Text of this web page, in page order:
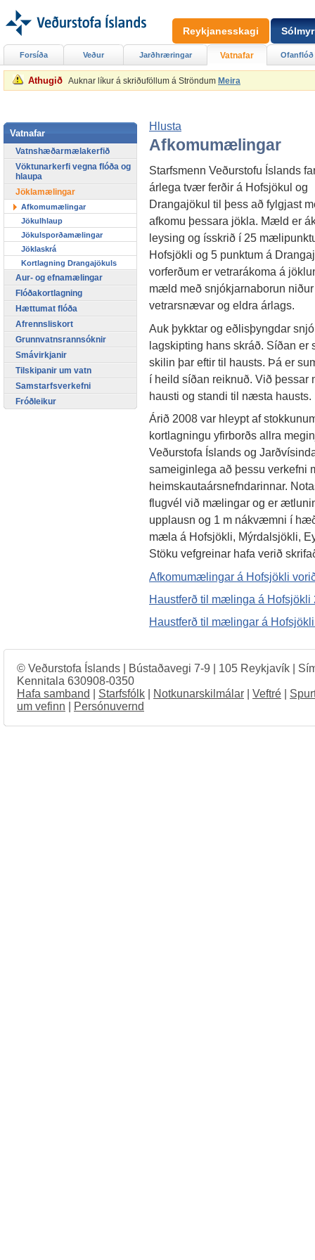
Athugið Auknar líkur á skriðuföllum á Ströndum Meira
Hlusta
Afkomumælingar
Starfsmenn Veðurstofu Íslands
árlega tvær ferðir á Hofsjökul og
Drangajökul til þess að fylgjast
afkomu þessara jökla. Mæld er
leysing og ísskrið í 25
Hofsjökli og 5 punktum á
vorferðum er vetrarákoma á
mæld með snjókjarnaborun
vetrarsnævar og eldra árlags.
Auk þykktar og eðlisþyngdar
lagskipting hans skráð. Síðan er
skilin þar eftir til hausts. Þá er
í heild síðan reiknuð. Við
hausti og standi til næsta hausts.
Árið 2008 var hleypt af
kortlagningu yfirborðs allra
Veðurstofa Íslands og
sameiginlega að þessu verkefni
heimskautaársnefndarinnar.
flugvél við mælingar og er
upplausn og 1 m nákvæmni í
mæla á Hofsjökli, Mýrdalsjökli,
Stöku vefgreinar hafa verið
Afkomumælingar á Hofsjökli
Haustferð til mælinga á Hofsjökli
Haustferð til mælingar á
Forsíða Veður Jarðhræringar Vatnafar Ofanflóð
Vatnafar
Vatnshæðarmælakerfið
Vöktunarkerfi vegna flóða og
hlaupa
Jöklamælingar
Afkomumælingar
Jökulhlaup
Jökulsporðamælingar
Jöklaskrá
Kortlagning Drangajökuls
Aur- og efnamælingar
Flóðakortlagning
Hættumat flóða
Afrennsliskort
Grunnvatnsrannsóknir
Smávirkjanir
Tilskipanir um vatn
Samstarfsverkefni
Fróðleikur
Reykjanesskagi
© Veðurstofa Íslands | Bústaðavegi 7-9 | 105 Reykjavík |
Kennitala 630908-0350
Hafa samband
Starfsfólk Notkunarskilmálar Veftré
um vefinn
Persónuvernd